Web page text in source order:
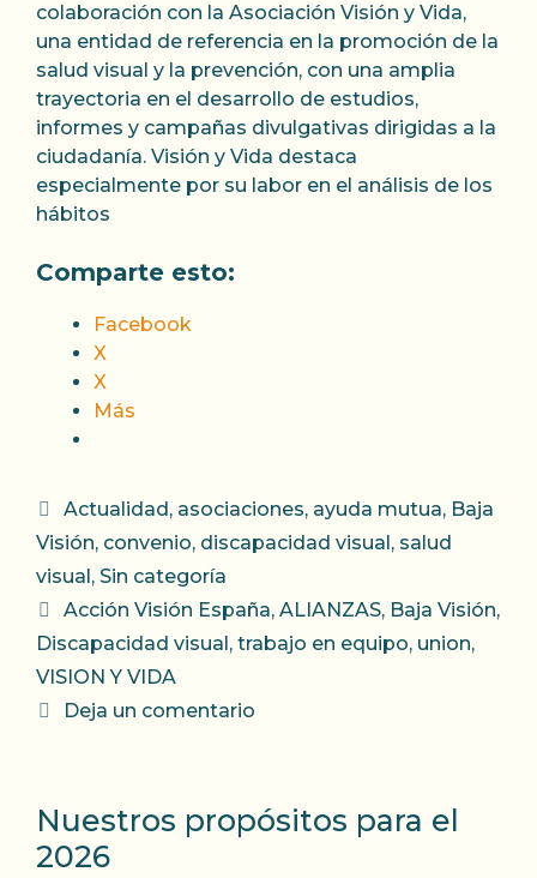
colaboración con la Asociación Visión y Vida,
una entidad de referencia en la promoción de la
salud visual y la prevención, con una amplia
trayectoria en el desarrollo de estudios,
informes y campañas divulgativas dirigidas a la
ciudadanía. Visión y Vida destaca
especialmente por su labor en el análisis de los
hábitos
Comparte esto:
Facebook
X
X
Más
Categorías
Actualidad , asociaciones, ayuda mutua, Baja
Visión, convenio, discapacidad visual , salud
visual , Sin categoría
Etiquetas
Acción Visión España, ALIANZAS, Baja Visión,
Discapacidad visual , trabajo en equipo, union,
VISION Y VIDA
Deja un comentario
Nuestros propósitos para el
2026